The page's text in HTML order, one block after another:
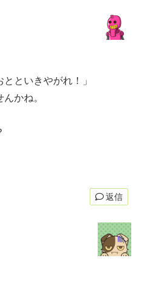
といきやがれ！」
かね。
返信